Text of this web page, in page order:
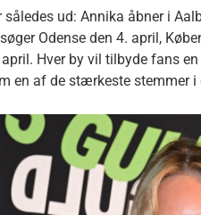
ud: Annika åbner i
Odense den 4. april,
Hver by vil tilbyde fans
en af de stærkeste stemmer i